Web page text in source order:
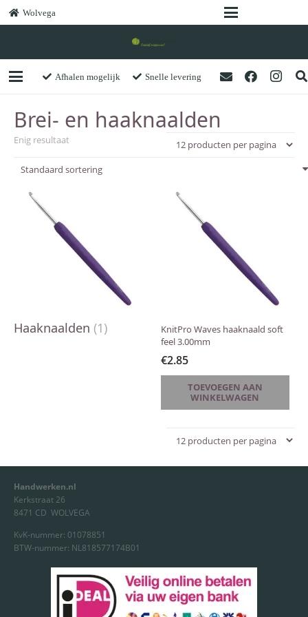
Wolvega
Afhalen mogelijk Snelle levering
Brei- en haaknaalden
Enig resultaat
Haaknaalden (1)
KnitPro Waves haaknaald soft
feel 3.00mm
€2.85
TOEVOEGEN AAN
WINKELWAGEN
Handwerken.nl
Kerkstraat 26
8471 CD WOLVEGA
KvK-nummer: 01078851
BTW-nummer: NL818577174B01